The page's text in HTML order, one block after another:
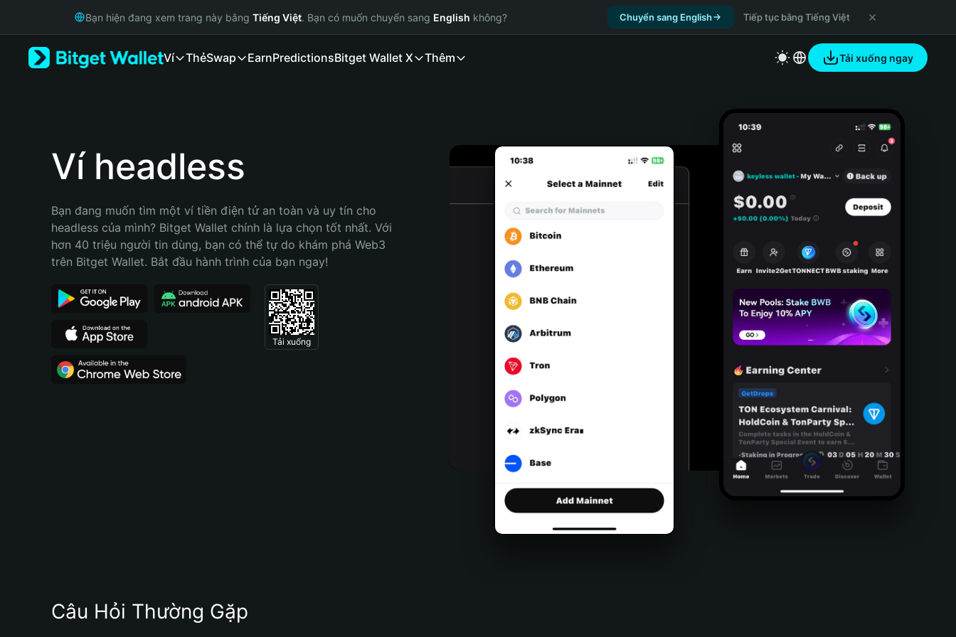
Русский
Bahasa Indonesia
Português (Brasil)
Bạn hiện đang xem trang này bằng Tiếng Việt. Bạn có muốn chuyển sang English không? Chuyển sang English Tiếp tục bằng Tiếng Việt
Ví ThẻSwap EarnPredictionsBitget Wallet X Thêm Tải xuống ngay
Ví headless
Bạn đang muốn tìm một ví tiền điện tử an toàn và uy tín cho
headless của mình? Bitget Wallet chính là lựa chọn tốt nhất. Với
hơn 40 triệu người tin dùng, bạn có thể tự do khám phá Web3
trên Bitget Wallet. Bắt đầu hành trình của bạn ngay!
Tải xuống
Câu Hỏi Thường Gặp